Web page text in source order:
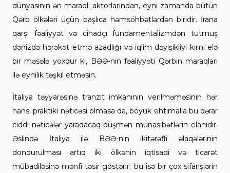
dünyasının ən maraqlı aktorlarından, eyni zamanda bütün
Qərb ölkələri üçün başlıca həmsöhbətlərdən biridir. İrana
qarşı fəaliyyət və cihadçı fundamentalizmdən tutmuş
dənizdə hərəkət etmə azadlığı və iqlim dəyişikliyi kimi elə
bir məsələ yoxdur ki, BƏƏ-nin fəaliyyəti Qərbin maraqları
ilə eynilik təşkil etməsin.
İtaliya təyyarəsinə tranzit imkanının verilməməsinin hər
hansı praktiki nəticəsi olmasa da, böyük ehtimalla bu qərar
ciddi nəticələr yaradacaq düşmən münasibətlərin elanıdır.
Əslində İtaliya ilə BƏƏ-nin ikitərəfli əlaqələrinin
dondurulması artıq iki ölkənin iqtisadi və ticarət
mübadiləsinə mənfi təsir göstərir; bu isə bir çox sifarişlərin